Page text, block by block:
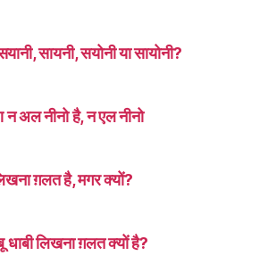
सायनी, सयोनी या सायोनी?
अल नीनो है, न एल नीनो
ग़लत है, मगर क्यों?
लिखना ग़लत क्यों है?